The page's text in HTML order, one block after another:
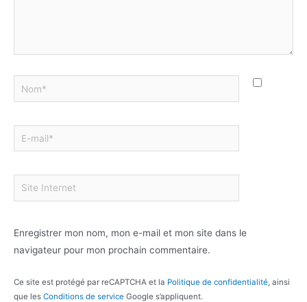
Enregistrer mon nom, mon e-mail et mon site dans le
navigateur pour mon prochain commentaire.
Ce site est protégé par reCAPTCHA et la Politique de confidentialité , ainsi
que les Conditions de service Google s’appliquent.